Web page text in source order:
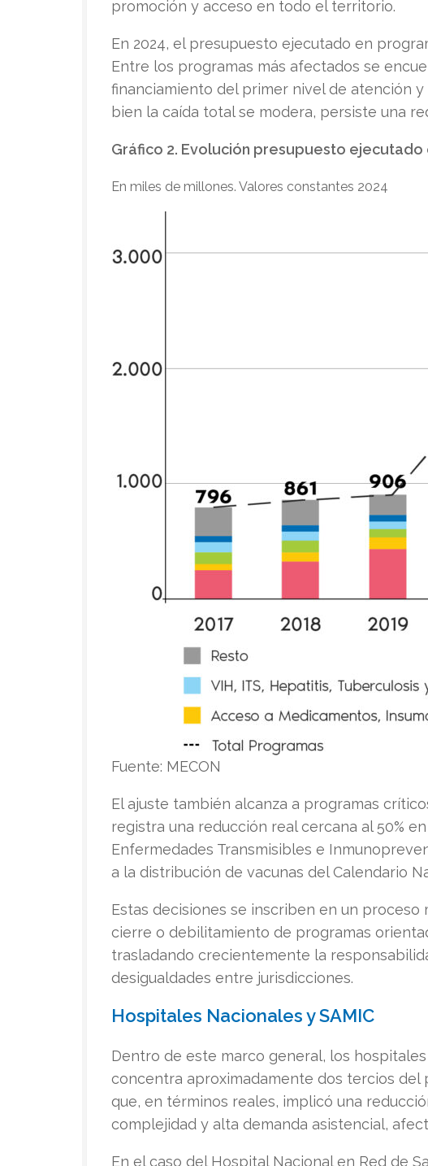
promoción y acceso en todo el territorio.
En 2024, el presupuesto ejecutado en
Entre los programas más afectados se
financiamiento del primer nivel de atención
bien la caída total se modera, persiste una
Gráfico 2. Evolución presupuesto
En miles de millones. Valores constantes 2024
Fuente: MECON
El ajuste también alcanza a programas
registra una reducción real cercana al 50%
Enfermedades Transmisibles e
a la distribución de vacunas del Calendario
Estas decisiones se inscriben en un
cierre o debilitamiento de programas
trasladando crecientemente la
desigualdades entre jurisdicciones.
Hospitales Nacionales y SAMIC
Dentro de este marco general, los
concentra aproximadamente dos tercios
que, en términos reales, implicó una
complejidad y alta demanda asistencial,
En el caso del Hospital Nacional en Red de